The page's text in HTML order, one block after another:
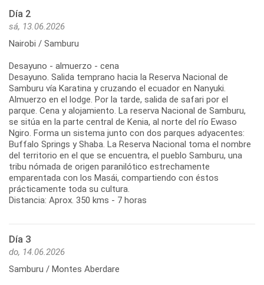
Día 2
sá, 13.06.2026
Nairobi / Samburu
Desayuno - almuerzo - cena
Desayuno. Salida temprano hacia la Reserva Nacional de
Samburu vía Karatina y cruzando el ecuador en Nanyuki.
Almuerzo en el lodge. Por la tarde, salida de safari por el
parque. Cena y alojamiento. La reserva Nacional de Samburu,
se sitúa en la parte central de Kenia, al norte del río Ewaso
Ngiro. Forma un sistema junto con dos parques adyacentes:
Buffalo Springs y Shaba. La Reserva Nacional toma el nombre
del territorio en el que se encuentra, el pueblo Samburu, una
tribu nómada de origen paranilótico estrechamente
emparentada con los Masái, compartiendo con éstos
prácticamente toda su cultura.
Distancia: Aprox. 350 kms - 7 horas
Día 3
do, 14.06.2026
Samburu / Montes Aberdare